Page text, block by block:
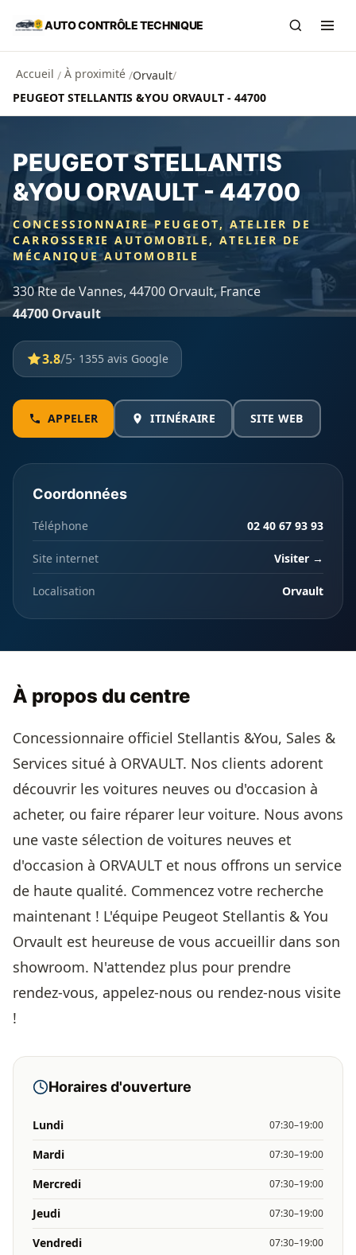
Aller au contenu principal
AUTO CONTRÔLE TECHNIQUE
Accueil / À proximité /Orvault/
PEUGEOT STELLANTIS &YOU ORVAULT - 44700
PEUGEOT STELLANTIS
&YOU ORVAULT - 44700
CONCESSIONNAIRE PEUGEOT, ATELIER DE
CARROSSERIE AUTOMOBILE, ATELIER DE
MÉCANIQUE AUTOMOBILE
330 Rte de Vannes, 44700 Orvault, France
44700 Orvault
3.8/5· 1355 avis Google
APPELER ITINÉRAIRE SITE WEB
Coordonnées
Téléphone 02 40 67 93 93
Site internet Visiter →
Localisation Orvault
À propos du centre
Concessionnaire officiel Stellantis &You, Sales &
Services situé à ORVAULT. Nos clients adorent
découvrir les voitures neuves ou d'occasion à
acheter, ou faire réparer leur voiture. Nous avons
une vaste sélection de voitures neuves et
d'occasion à ORVAULT et nous offrons un service
de haute qualité. Commencez votre recherche
maintenant ! L'équipe Peugeot Stellantis & You
Orvault est heureuse de vous accueillir dans son
showroom. N'attendez plus pour prendre
rendez-vous, appelez-nous ou rendez-nous visite
!
Horaires d'ouverture
Lundi 07:30–19:00
Mardi 07:30–19:00
Mercredi 07:30–19:00
Jeudi 07:30–19:00
Vendredi 07:30–19:00